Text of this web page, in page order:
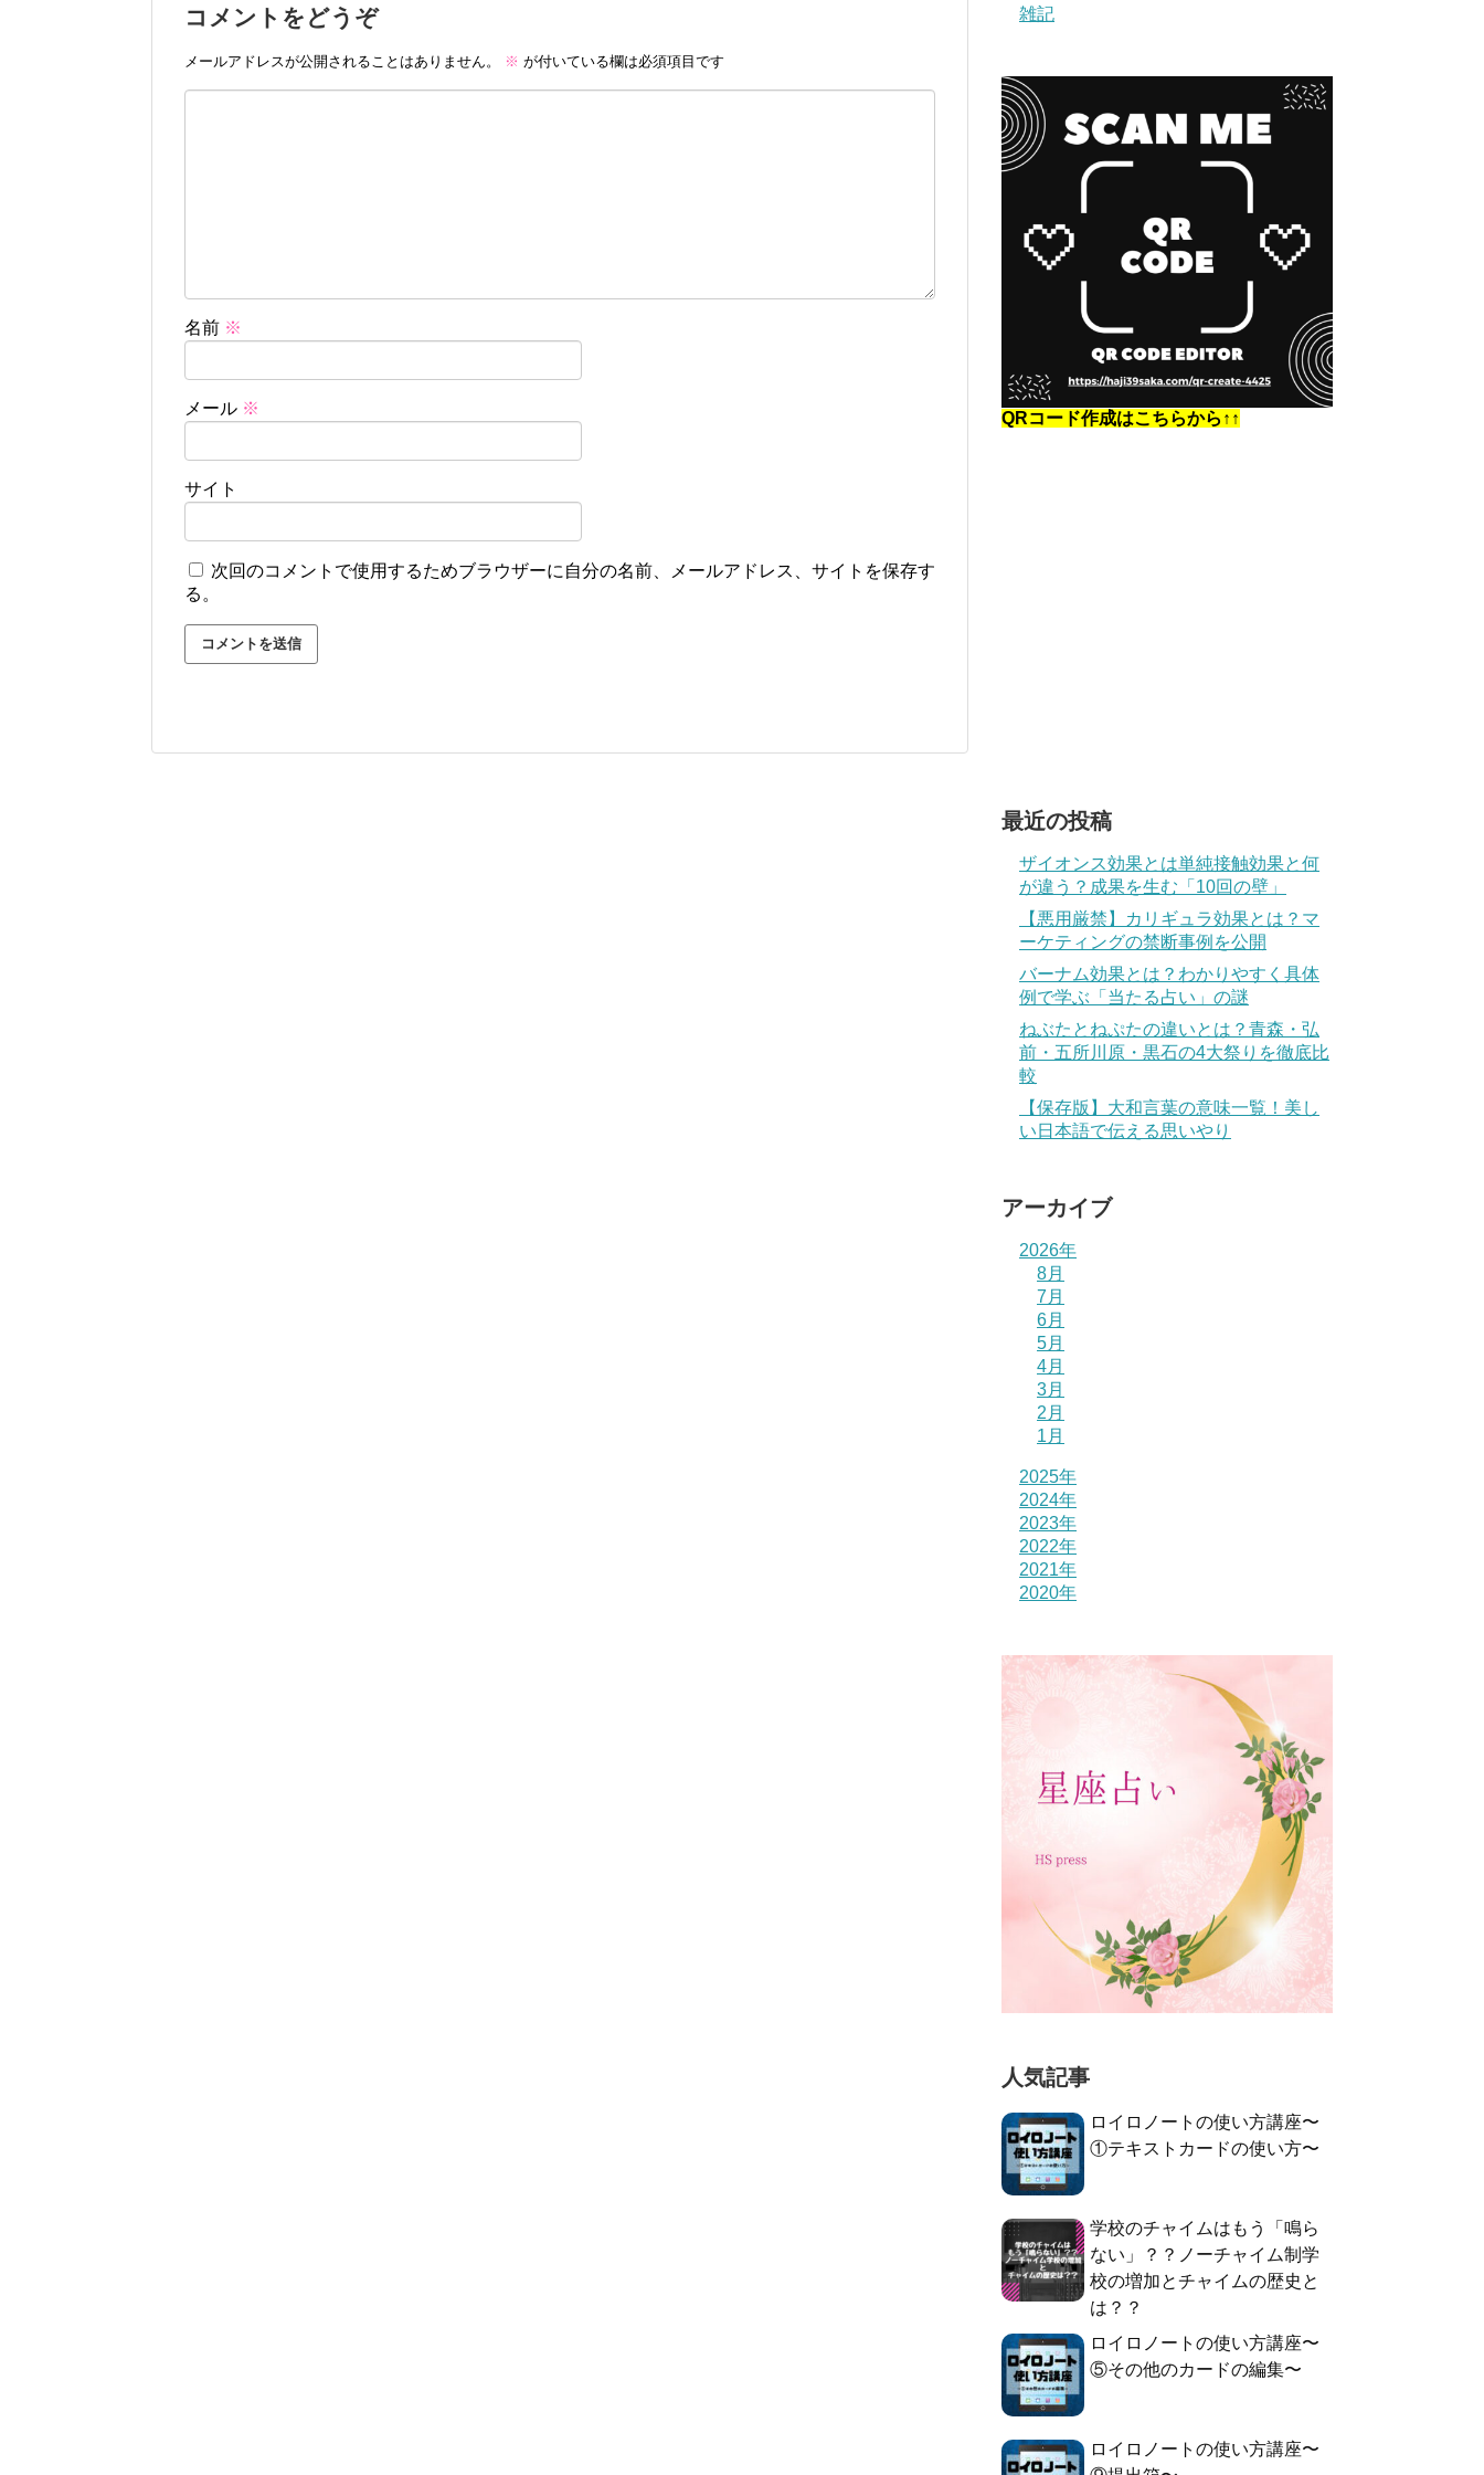
コメントをどうぞ
メールアドレスが公開されることはありません。 ※ が付いている欄は必須項目です
名前 ※
メール ※
サイト
次回のコメントで使用するためブラウザーに自分の名前、メールアドレス、サイトを保存す
る。
雑記
QRコード作成はこちらから↑↑
最近の投稿
ザイオンス効果とは単純接触効果と何
が違う？成果を生む「10回の壁」
【悪用厳禁】カリギュラ効果とは？マ
ーケティングの禁断事例を公開
バーナム効果とは？わかりやすく具体
例で学ぶ「当たる占い」の謎
ねぶたとねぷたの違いとは？青森・弘
前・五所川原・黒石の4大祭りを徹底比
較
【保存版】大和言葉の意味一覧！美し
い日本語で伝える思いやり
アーカイブ
2026年
8月
7月
6月
5月
4月
3月
2月
1月
2025年
2024年
2023年
2022年
2021年
2020年
人気記事
ロイロノートの使い方講座〜
①テキストカードの使い方〜
学校のチャイムはもう「鳴ら
ない」？？ノーチャイム制学
校の増加とチャイムの歴史と
は？？
ロイロノートの使い方講座〜
⑤その他のカードの編集〜
ロイロノートの使い方講座〜